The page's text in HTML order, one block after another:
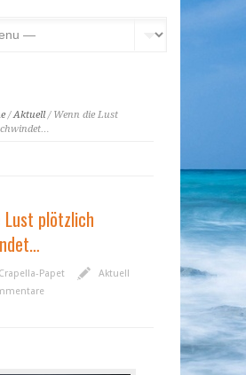
/Aktuell/ Wenn die Lust
Lust plötzlich
Papet
Aktuell